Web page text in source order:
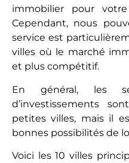
immobilier pour votre
Cependant, nous
service est
villes où le marché
et plus compétitif.
En général, les
d’investissements
petites villes, mais il
bonnes possibilités de
Voici les 10 villes